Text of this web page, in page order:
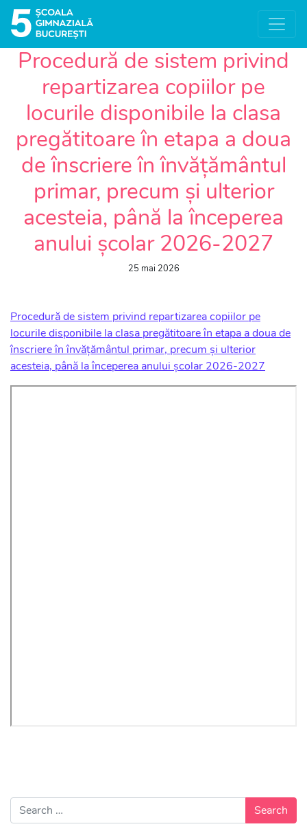
Procedură de sistem privind
repartizarea copiilor pe
locurile disponibile la clasa
pregătitoare în etapa a doua
de înscriere în învățământul
primar, precum și ulterior
acesteia, până la începerea
anului școlar 2026-2027
25 mai 2026
Procedură de sistem privind repartizarea copiilor pe
locurile disponibile la clasa pregătitoare în etapa a doua de
înscriere în învățământul primar, precum și ulterior
acesteia, până la începerea anului școlar 2026-2027
Search for: